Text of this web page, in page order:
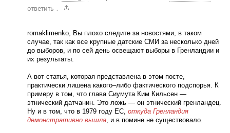
ответить .
romaklimenko, Вы плохо следите за новостями, в таком
случае, так как все крупные датские СМИ за несколько дней
до выборов, и по сей день освещают выборы в Гренландии и
их результаты.
А вот статья, которая представлена в этом посте,
практически лишена какого–либо фактического подспорья. К
примеру в том, что глава Сиумута Ким Кильсен —
этнический датчанин. Это ложь — он этнический гренландец.
Ну и в том, что в 1979 году ЕС, откуда Гренландия
демонстративно вышла, и в помине не существовало.